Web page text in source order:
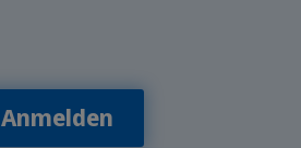
Anmelden